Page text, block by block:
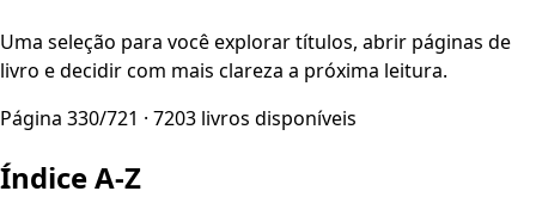
Uma seleção para você explorar títulos, abrir páginas de
livro e decidir com mais clareza a próxima leitura.
Página 330/721 · 7203 livros disponíveis
Índice A-Z